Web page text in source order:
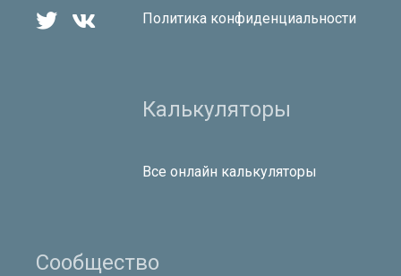
 
Политика конфиденциальности
Калькуляторы
Все онлайн калькуляторы
Сообщество